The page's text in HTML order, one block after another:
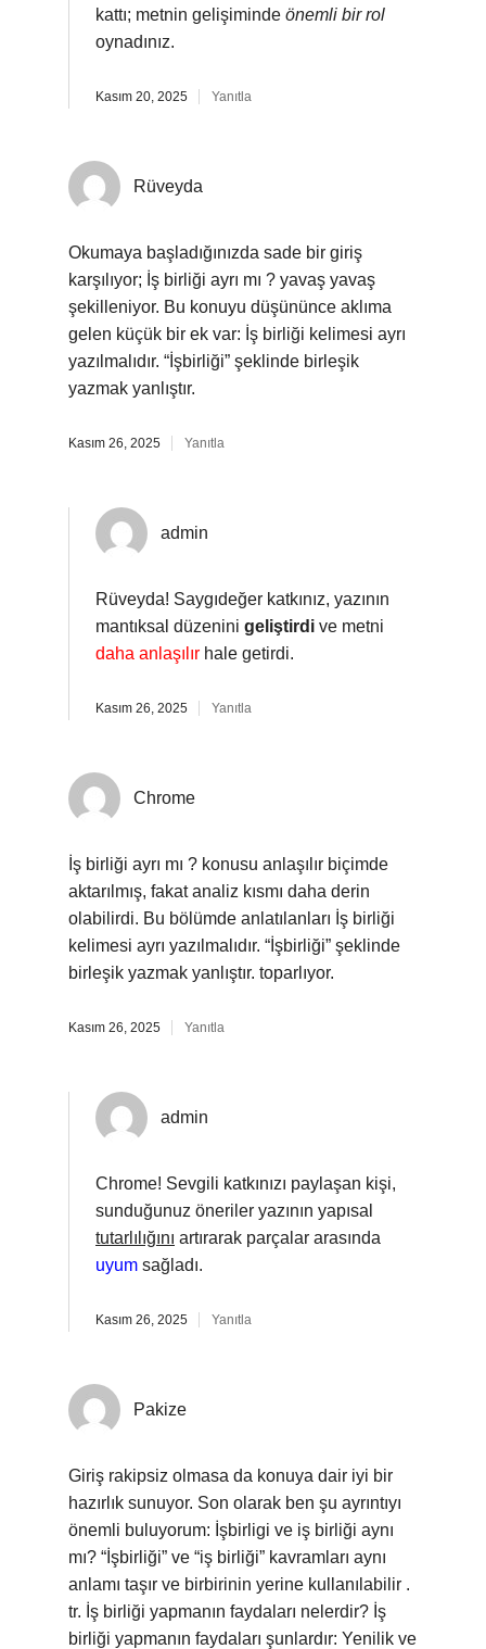
kattı; metnin gelişiminde önemli bir rol
oynadınız.
Kasım 20, 2025 Yanıtla
Rüveyda
Okumaya başladığınızda sade bir giriş
karşılıyor; İş birliği ayrı mı ? yavaş yavaş
şekilleniyor. Bu konuyu düşününce aklıma
gelen küçük bir ek var: İş birliği kelimesi ayrı
yazılmalıdır. “İşbirliği” şeklinde birleşik
yazmak yanlıştır.
Kasım 26, 2025 Yanıtla
admin
Rüveyda! Saygıdeğer katkınız, yazının
mantıksal düzenini geliştirdi ve metni
daha anlaşılır hale getirdi.
Kasım 26, 2025 Yanıtla
Chrome
İş birliği ayrı mı ? konusu anlaşılır biçimde
aktarılmış, fakat analiz kısmı daha derin
olabilirdi. Bu bölümde anlatılanları İş birliği
kelimesi ayrı yazılmalıdır. “İşbirliği” şeklinde
birleşik yazmak yanlıştır. toparlıyor.
Kasım 26, 2025 Yanıtla
admin
Chrome! Sevgili katkınızı paylaşan kişi,
sunduğunuz öneriler yazının yapısal
tutarlılığını artırarak parçalar arasında
uyum sağladı.
Kasım 26, 2025 Yanıtla
Pakize
Giriş rakipsiz olmasa da konuya dair iyi bir
hazırlık sunuyor. Son olarak ben şu ayrıntıyı
önemli buluyorum: İşbirligi ve iş birliği aynı
mı? “İşbirliği” ve “iş birliği” kavramları aynı
anlamı taşır ve birbirinin yerine kullanılabilir .
tr. İş birliği yapmanın faydaları nelerdir? İş
birliği yapmanın faydaları şunlardır: Yenilik ve